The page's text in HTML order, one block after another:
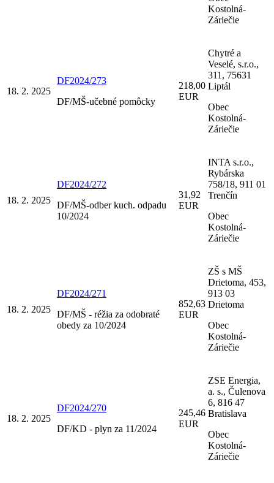
Kostolná-
Záriečie
18. 2. 2025
DF2024/273
DF/MŠ-učebné pomôcky
218,00
EUR
Chytré a
Veselé, s.r.o.,
311, 75631
Liptál
Obec
Kostolná-
Záriečie
18. 2. 2025
DF2024/272
DF/MŠ-odber kuch. odpadu
10/2024
31,92
EUR
INTA s.r.o.,
Rybárska
758/18, 911 01
Trenčín
Obec
Kostolná-
Záriečie
18. 2. 2025
DF2024/271
DF/MŠ - réžia za odobraté
obedy za 10/2024
852,63
EUR
ZŠ s MŠ
Drietoma, 453,
913 03
Drietoma
Obec
Kostolná-
Záriečie
18. 2. 2025
DF2024/270
DF/KD - plyn za 11/2024
245,46
EUR
ZSE Energia,
a. s., Čulenova
6, 816 47
Bratislava
Obec
Kostolná-
Záriečie